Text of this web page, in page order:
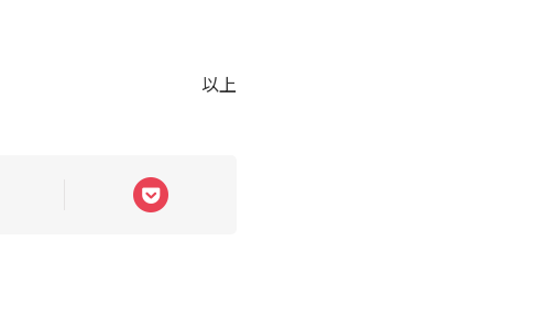
以上